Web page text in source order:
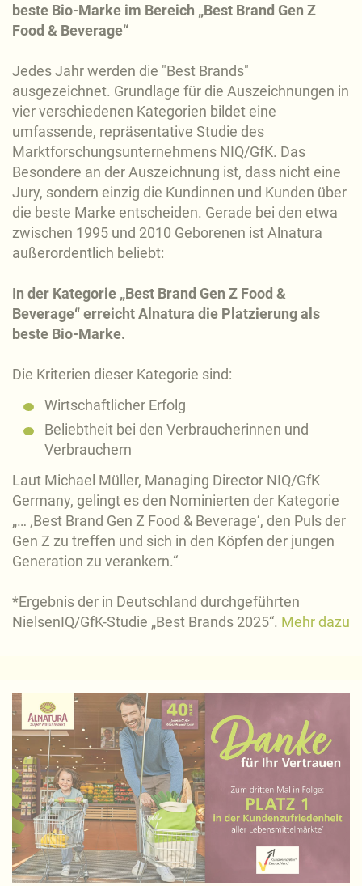
beste Bio-Marke im Bereich „Best Brand Gen Z
Food & Beverage“
Jedes Jahr werden die "Best Brands"
ausgezeichnet. Grundlage für die Auszeichnungen in
vier verschiedenen Kategorien bildet eine
umfassende, repräsentative Studie des
Marktforschungsunternehmens NIQ/GfK. Das
Besondere an der Auszeichnung ist, dass nicht eine
Jury, sondern einzig die Kundinnen und Kunden über
die beste Marke entscheiden. Gerade bei den etwa
zwischen 1995 und 2010 Geborenen ist Alnatura
außerordentlich beliebt:
In der Kategorie „Best Brand Gen Z Food &
Beverage“ erreicht Alnatura die Platzierung als
beste Bio-Marke.
Die Kriterien dieser Kategorie sind:
Wirtschaftlicher Erfolg
Beliebtheit bei den Verbraucherinnen und
Verbrauchern
Laut Michael Müller, Managing Director NIQ/GfK
Germany, gelingt es den Nominierten der Kategorie
„… ‚Best Brand Gen Z Food & Beverage‘, den Puls der
Gen Z zu treffen und sich in den Köpfen der jungen
Generation zu verankern.“
*Ergebnis der in Deutschland durchgeführten
NielsenIQ/GfK-Studie „Best Brands 2025“. Mehr dazu